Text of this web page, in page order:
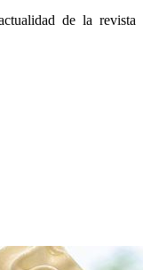
de la revista